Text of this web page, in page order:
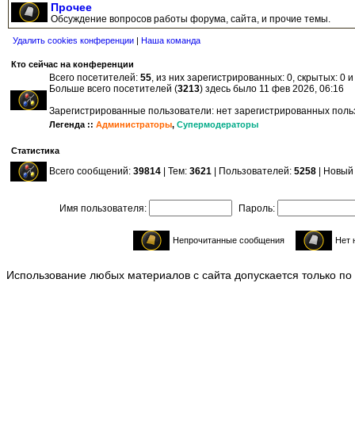
Прочее
Обсуждение вопросов работы форума, сайта, и прочие темы.
Удалить cookies конференции | Наша команда
Кто сейчас на конференции
Всего посетителей: 55, из них зарегистрированных: 0, скрытых: 0
Больше всего посетителей (3213) здесь было 11 фев 2026, 06:16
Зарегистрированные пользователи: нет зарегистрированных
Легенда :: Администраторы, Супермодераторы
Статистика
Всего сообщений: 39814 | Тем: 3621 | Пользователей: 5258 |
Имя пользователя: Пароль:
Непрочитанные сообщения Нет
Использование любых материалов с сайта допускается только